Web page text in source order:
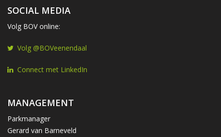
SOCIAL MEDIA
Volg BOV online:
Volg @BOVeenendaal
Connect met LinkedIn
MANAGEMENT
Parkmanager
Gerard van Barneveld